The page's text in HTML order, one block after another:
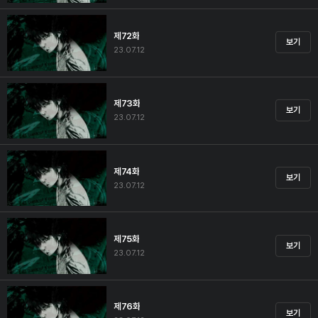
제72화
23.07.12
보기
제73화
23.07.12
보기
제74화
23.07.12
보기
제75화
23.07.12
보기
제76화
보기